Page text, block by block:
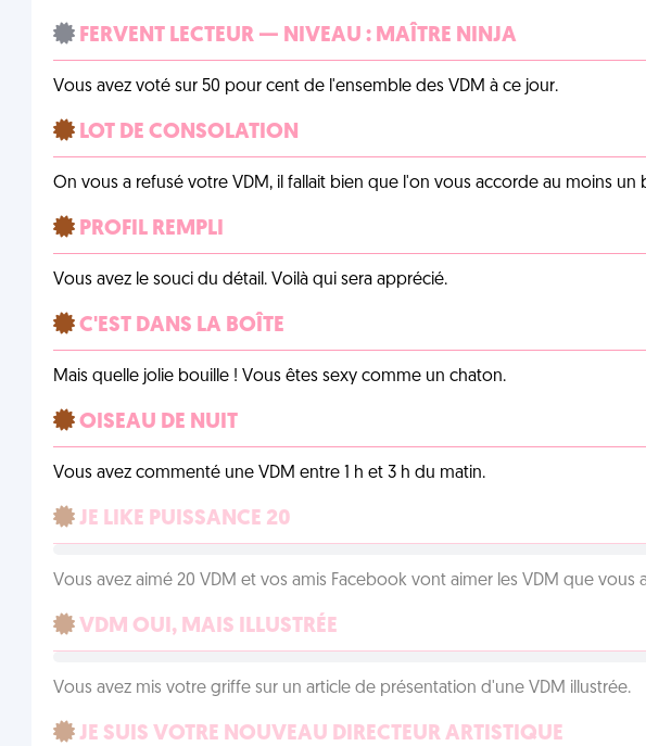
FERVENT LECTEUR — NIVEAU : MAÎTRE NINJA
Vous avez voté sur 50 pour cent de l'ensemble des VDM à ce jour.
LOT DE CONSOLATION
On vous a refusé votre VDM, il fallait bien que l'on vous accorde au moins un
PROFIL REMPLI
Vous avez le souci du détail. Voilà qui sera apprécié.
C'EST DANS LA BOÎTE
Mais quelle jolie bouille ! Vous êtes sexy comme un chaton.
OISEAU DE NUIT
Vous avez commenté une VDM entre 1 h et 3 h du matin.
JE LIKE PUISSANCE 20
Vous avez aimé 20 VDM et vos amis Facebook vont aimer les VDM que vous
VDM OUI, MAIS ILLUSTRÉE
Vous avez mis votre griffe sur un article de présentation d'une VDM illustrée.
JE SUIS VOTRE NOUVEAU DIRECTEUR ARTISTIQUE